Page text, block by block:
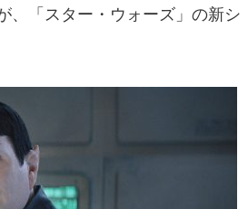
「スター・ウォーズ」の新シ